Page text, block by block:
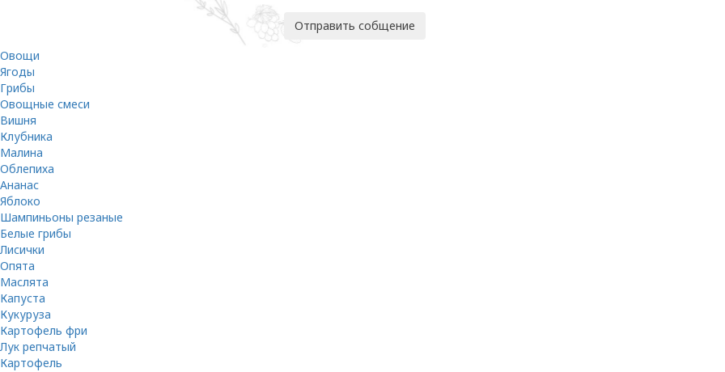
Овощи
Ягоды
Грибы
Овощные смеси
Вишня
Клубника
Малина
Облепиха
Ананас
Яблоко
Шампиньоны резаные
Белые грибы
Лисички
Опята
Маслята
Капуста
Кукуруза
Картофель фри
Лук репчатый
Картофель